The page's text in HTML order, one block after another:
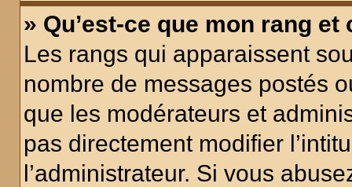
» Qu’est-ce que mon rang
Les rangs qui apparaissent
nombre de messages postés
que les modérateurs et
pas directement modifier
l’administrateur. Si vous